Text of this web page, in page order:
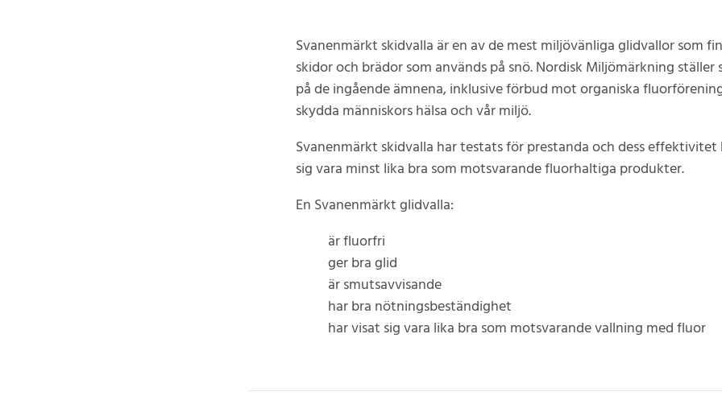
Svanenmärkt skidvalla är en av de mest miljövänliga glidvallor som
skidor och brädor som används på snö. Nordisk Miljömärkning
på de ingående ämnena, inklusive förbud mot organiska
skydda människors hälsa och vår miljö.
Svanenmärkt skidvalla har testats för prestanda och dess effektivitet
sig vara minst lika bra som motsvarande fluorhaltiga produkter.
En Svanenmärkt glidvalla:
är fluorfri
ger bra glid
är smutsavvisande
har bra nötningsbeständighet
har visat sig vara lika bra som motsvarande vallning med fluor